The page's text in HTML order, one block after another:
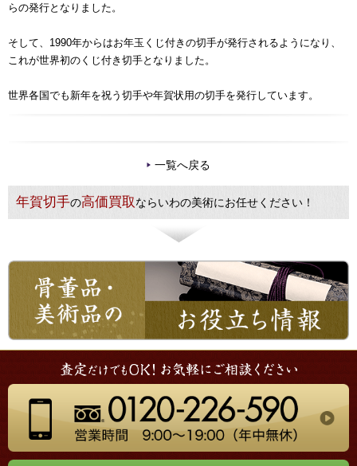
らの発行となりました。
そして、1990年からはお年玉くじ付きの切手が発行されるようになり、
これが世界初のくじ付き切手となりました。
世界各国でも新年を祝う切手や年賀状用の切手を発行しています。
一覧へ戻る
年賀切手の高価買取ならいわの美術にお任せください！